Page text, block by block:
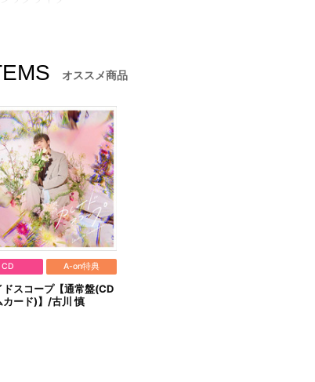
オススメ商品
CD A-on特典
ドスコープ【通常盤(CD
カード)】/古川 慎